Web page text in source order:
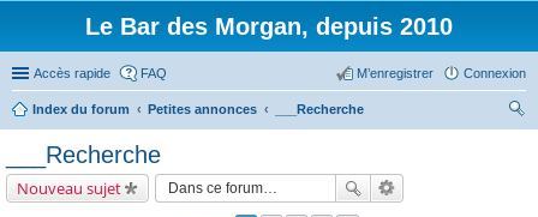
Le Bar des Morgan, depuis 2010
Accès rapide FAQ Connexion
M’enregistrer
Index du forum Petites annonces
___Recherche
___Recherche
Nouveau sujet